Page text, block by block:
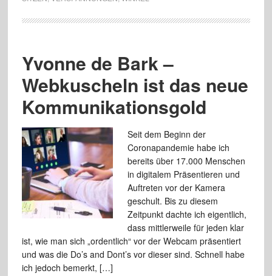
Yvonne de Bark –
Webkuscheln ist das neue
Kommunikationsgold
Seit dem Beginn der
Coronapandemie habe ich
bereits über 17.000 Menschen
in digitalem Präsentieren und
Auftreten vor der Kamera
geschult. Bis zu diesem
Zeitpunkt dachte ich eigentlich,
dass mittlerweile für jeden klar
ist, wie man sich „ordentlich“ vor der Webcam präsentiert
und was die Do’s and Dont’s vor dieser sind. Schnell habe
ich jedoch bemerkt, […]